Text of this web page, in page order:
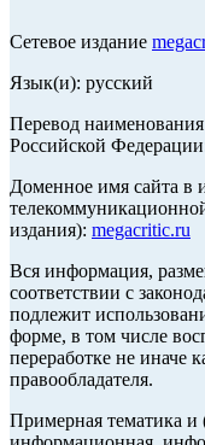
Сетевое издание
Язык(и): русский
Перевод
Российской
Доменное имя сайта в
издания): megacritic.ru
Вся информация,
соответствии с
подлежит
форме, в том числе
переработке не иначе
правообладателя.
Примерная тематика и